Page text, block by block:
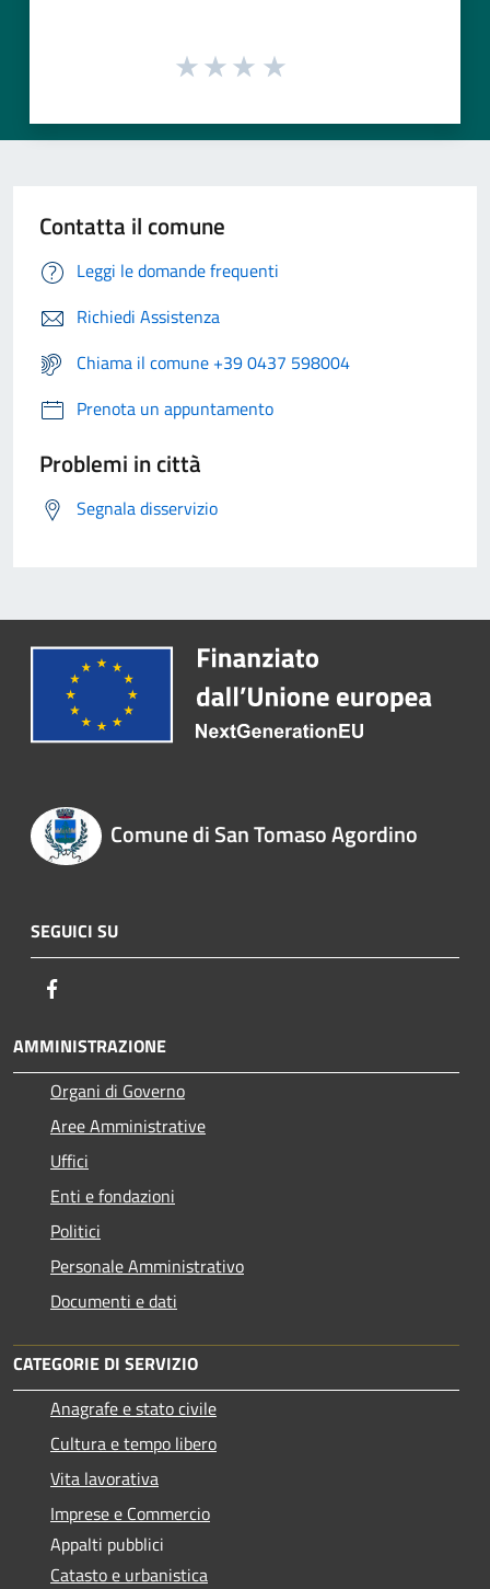
Contatta il comune
Leggi le domande frequenti
Richiedi Assistenza
Chiama il comune +39 0437 598004
Prenota un appuntamento
Problemi in città
Segnala disservizio
Comune di San Tomaso Agordino
SEGUICI SU
AMMINISTRAZIONE
Organi di Governo
Aree Amministrative
Uffici
Enti e fondazioni
Politici
Personale Amministrativo
Documenti e dati
CATEGORIE DI SERVIZIO
Anagrafe e stato civile
Cultura e tempo libero
Vita lavorativa
Imprese e Commercio
Appalti pubblici
Catasto e urbanistica